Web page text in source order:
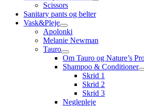
Scissors
Sanitary pants og belter
Vask&Pleje
Apolonki
Melanie Newman
Tauro
Om Tauro og Nature’s
Shampoo & Conditioner
Skrid 1
Skrid 2
Skrid 3
Neglepleje